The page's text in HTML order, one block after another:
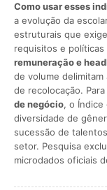
Como usar esses
a evolução da
estruturais que
requisitos e
remuneração e
de volume delimitam
de recolocação. Para
de negócio, o
diversidade de
sucessão de
setor. Pesquisa
microdados oficiais